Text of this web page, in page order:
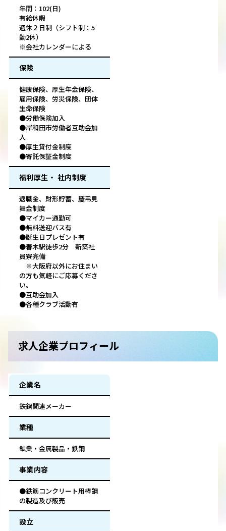
年間：102(日)
有給休暇
週休２日制（シフト制：5
勤2休）
※会社カレンダーによる
保険
健康保険、厚生年金保険、
雇用保険、労災保険、団体
生命保険
●労働保険加入
●岸和田市労働者互助会加
入
●厚生貸付金制度
●寄託保証金制度
福利厚生・ 社内制度
退職金、財形貯蓄、慶弔見
舞金制度
●マイカー通勤可
●無料送迎バス有
●誕生日プレゼント有
●春木駅徒歩2分 新築社
員寮完備
※大阪府以外にお住まい
の方も気軽にご応募くださ
い。
●互助会加入
●各種クラブ活動有
求人企業プロフィール
企業名
鉄鋼関連メーカー
業種
鉱業・金属製品・鉄鋼
事業内容
●鉄筋コンクリート用棒鋼
の製造及び販売
設立